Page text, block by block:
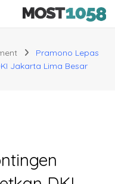
Pramono Lepas
Jakarta Lima Besar